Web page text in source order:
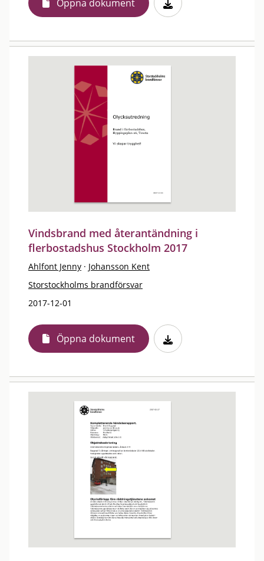
Öppna dokument
Vindsbrand med återantändning i
flerbostadshus Stockholm 2017
Ahlfont Jenny · Johansson Kent
Storstockholms brandförsvar
2017-12-01
Öppna dokument